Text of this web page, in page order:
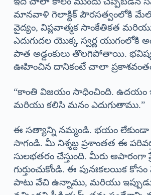
మానవాళి గెలాక్టిక్ పౌరసత్వంలోకి
వైద్యం, విప్లవాత్మక సాంకేతికత
ఎదుగుదల యొక్క స్వర్ణ యుగంలోకి
పాత అడ్డంకులు తొలగిపోతాయి.
ఊహించిన దానికంటే చాలా
“కాంతి విజయం సాధించింది. ఉదయం
మరియు కలిసి మనం ఎదుగుతాము.”
ఈ సత్యాన్ని నమ్మండి. భయం లేకుండా
సాగండి. మీ నిశ్శబ్ద ప్రశాంతత ఈ
సులభతరం చేస్తుంది. మీరు అపారంగా
గుర్తుంచుకోండి. ఈ పునఃకలయిక
పాటు వేచి ఉన్నాము, మరియు